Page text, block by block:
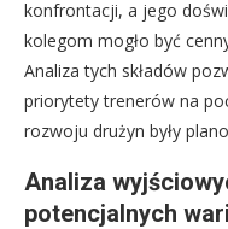
konfrontacji, a jego
kolegom mogło być
Analiza tych składów
priorytety trenerów na
rozwoju drużyn były
Analiza
potencjalnych